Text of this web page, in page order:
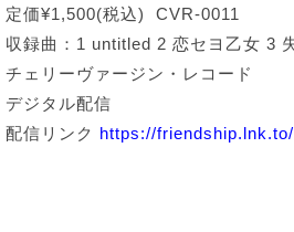
定価¥1,500(税込) CVR-0011
収録曲：1 untitled 2 恋セヨ乙女 3
チェリーヴァージン・レコード
デジタル配信
配信リンク https://